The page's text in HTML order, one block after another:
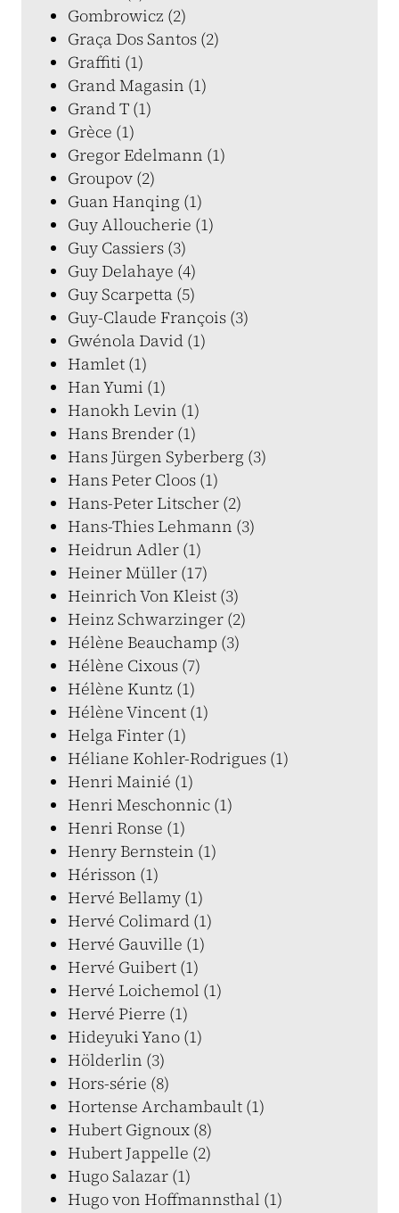
Gombrowicz (2)
Graça Dos Santos (2)
Graffiti (1)
Grand Magasin (1)
Grand T (1)
Grèce (1)
Gregor Edelmann (1)
Groupov (2)
Guan Hanqing (1)
Guy Alloucherie (1)
Guy Cassiers (3)
Guy Delahaye (4)
Guy Scarpetta (5)
Guy-Claude François (3)
Gwénola David (1)
Hamlet (1)
Han Yumi (1)
Hanokh Levin (1)
Hans Brender (1)
Hans Jürgen Syberberg (3)
Hans Peter Cloos (1)
Hans-Peter Litscher (2)
Hans-Thies Lehmann (3)
Heidrun Adler (1)
Heiner Müller (17)
Heinrich Von Kleist (3)
Heinz Schwarzinger (2)
Hélène Beauchamp (3)
Hélène Cixous (7)
Hélène Kuntz (1)
Hélène Vincent (1)
Helga Finter (1)
Héliane Kohler-Rodrigues (1)
Henri Mainié (1)
Henri Meschonnic (1)
Henri Ronse (1)
Henry Bernstein (1)
Hérisson (1)
Hervé Bellamy (1)
Hervé Colimard (1)
Hervé Gauville (1)
Hervé Guibert (1)
Hervé Loichemol (1)
Hervé Pierre (1)
Hideyuki Yano (1)
Hölderlin (3)
Hors-série (8)
Hortense Archambault (1)
Hubert Gignoux (8)
Hubert Jappelle (2)
Hugo Salazar (1)
Hugo von Hoffmannsthal (1)